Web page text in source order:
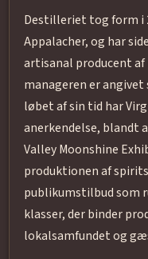
Destilleriet tog form i
Appalacher, og har
artisanal producent af
manageren er angivet
løbet af sin tid har
anerkendelse, blandt
Valley Moonshine
produktionen af
publikumstilbud som
klasser, der binder
lokalsamfundet og